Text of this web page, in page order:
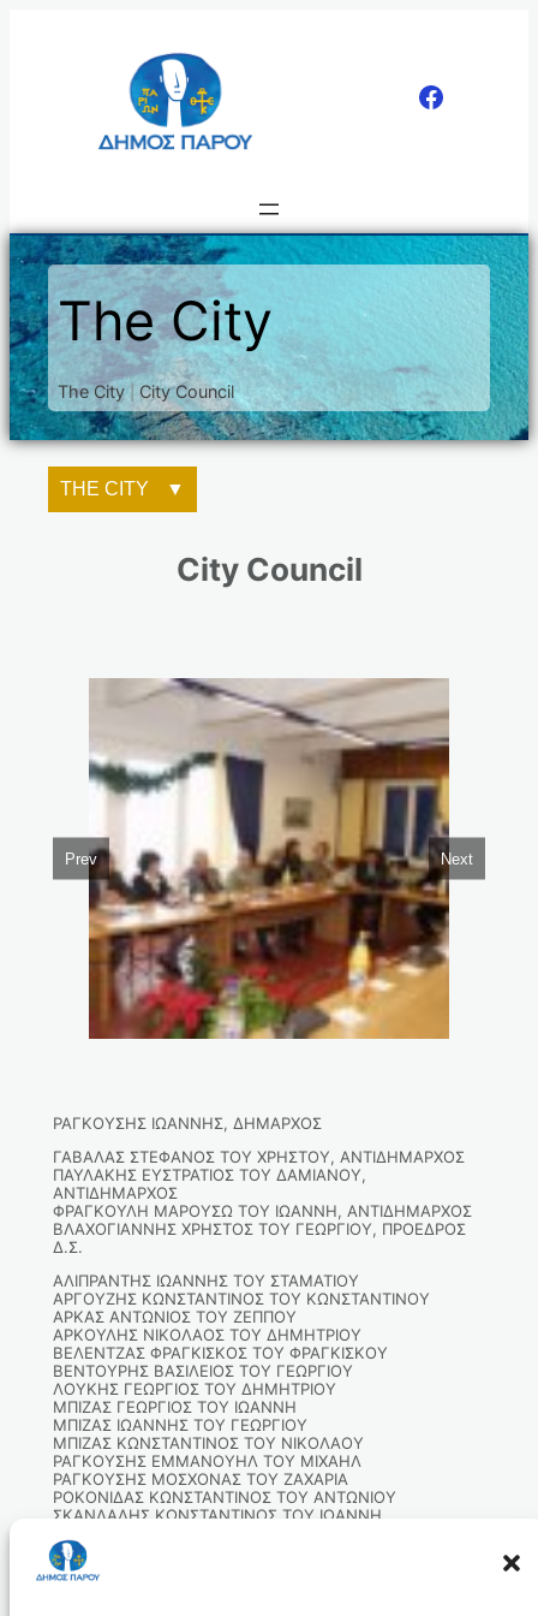
The City
The City City Council
THE CITY
City Council
Prev Next
ΡΑΓΚΟΥΣΗΣ ΙΩΑΝΝΗΣ, ΔΗΜΑΡΧΟΣ
ΓΑΒΑΛΑΣ ΣΤΕΦΑΝΟΣ ΤΟΥ ΧΡΗΣΤΟΥ, ΑΝΤΙΔΗΜΑΡΧΟΣ
ΠΑΥΛΑΚΗΣ ΕΥΣΤΡΑΤΙΟΣ ΤΟΥ ΔΑΜΙΑΝΟΥ,
ΑΝΤΙΔΗΜΑΡΧΟΣ
ΦΡΑΓΚΟΥΛΗ ΜΑΡΟΥΣΩ ΤΟΥ ΙΩΑΝΝΗ, ΑΝΤΙΔΗΜΑΡΧΟΣ
ΒΛΑΧΟΓΙΑΝΝΗΣ ΧΡΗΣΤΟΣ ΤΟΥ ΓΕΩΡΓΙΟΥ, ΠΡΟΕΔΡΟΣ
Δ.Σ.
ΑΛΙΠΡΑΝΤΗΣ ΙΩΑΝΝΗΣ ΤΟΥ ΣΤΑΜΑΤΙΟΥ
ΑΡΓΟΥΖΗΣ ΚΩΝΣΤΑΝΤΙΝΟΣ ΤΟΥ ΚΩΝΣΤΑΝΤΙΝΟΥ
ΑΡΚΑΣ ΑΝΤΩΝΙΟΣ ΤΟΥ ΖΕΠΠΟΥ
ΑΡΚΟΥΛΗΣ ΝΙΚΟΛΑΟΣ ΤΟΥ ΔΗΜΗΤΡΙΟΥ
ΒΕΛΕΝΤΖΑΣ ΦΡΑΓΚΙΣΚΟΣ ΤΟΥ ΦΡΑΓΚΙΣΚΟΥ
ΒΕΝΤΟΥΡΗΣ ΒΑΣΙΛΕΙΟΣ ΤΟΥ ΓΕΩΡΓΙΟΥ
ΛΟΥΚΗΣ ΓΕΩΡΓΙΟΣ ΤΟΥ ΔΗΜΗΤΡΙΟΥ
ΜΠΙΖΑΣ ΓΕΩΡΓΙΟΣ ΤΟΥ ΙΩΑΝΝΗ
ΜΠΙΖΑΣ ΙΩΑΝΝΗΣ ΤΟΥ ΓΕΩΡΓΙΟΥ
ΜΠΙΖΑΣ ΚΩΝΣΤΑΝΤΙΝΟΣ ΤΟΥ ΝΙΚΟΛΑΟΥ
ΡΑΓΚΟΥΣΗΣ ΕΜΜΑΝΟΥΗΛ ΤΟΥ ΜΙΧΑΗΛ
ΡΑΓΚΟΥΣΗΣ ΜΟΣΧΟΝΑΣ ΤΟΥ ΖΑΧΑΡΙΑ
ΡΟΚΟΝΙΔΑΣ ΚΩΝΣΤΑΝΤΙΝΟΣ ΤΟΥ ΑΝΤΩΝΙΟΥ
ΣΚΑΝΔΑΛΗΣ ΚΩΝΣΤΑΝΤΙΝΟΣ ΤΟΥ ΙΩΑΝΝΗ
ΤΡΙΒΥΖΑ-ΦΡΑΝΤΖΗ ΜΑΡΙΑ ΤΟΥ ΓΡΗΓΟΡΙΟΥ
ΤΣΑΝΤΑΝΗ ΜΑΡΙΑ ΤΟΥ ΦΡΑΓΚΙΣΚΟΥ
ΦΡΑΓΚΟΥΛΗΣ ΝΙΚΟΛΑΟΣ ΤΟΥ ΚΩΝΣΤΑΝΤΙΝΟΥ